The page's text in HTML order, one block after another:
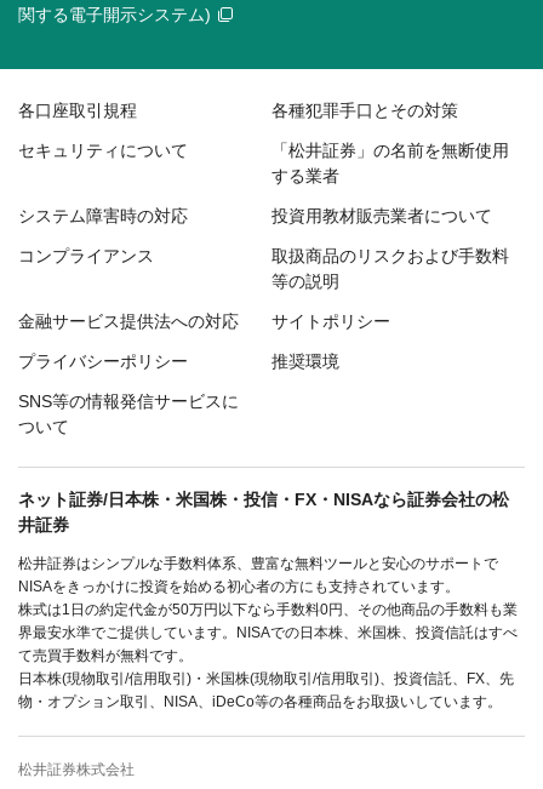
関する電子開示システム)
各口座取引規程 各種犯罪手口とその対策
セキュリティについて
「松井証券」の名前を無断使用
する業者
システム障害時の対応 投資用教材販売業者について
コンプライアンス
取扱商品のリスクおよび手数料
等の説明
金融サービス提供法への対応 サイトポリシー
プライバシーポリシー 推奨環境
SNS等の情報発信サービスに
ついて
ネット証券/日本株・米国株・投信・FX・NISAなら証券会社の松
井証券
松井証券はシンプルな手数料体系、豊富な無料ツールと安心のサポートで
NISAをきっかけに投資を始める初心者の方にも支持されています。
株式は1日の約定代金が50万円以下なら手数料0円、その他商品の手数料も業
界最安水準でご提供しています。NISAでの日本株、米国株、投資信託はすべ
て売買手数料が無料です。
日本株(現物取引/信用取引)・米国株(現物取引/信用取引)、投資信託、FX、先
物・オプション取引、NISA、iDeCo等の各種商品をお取扱いしています。
松井証券株式会社